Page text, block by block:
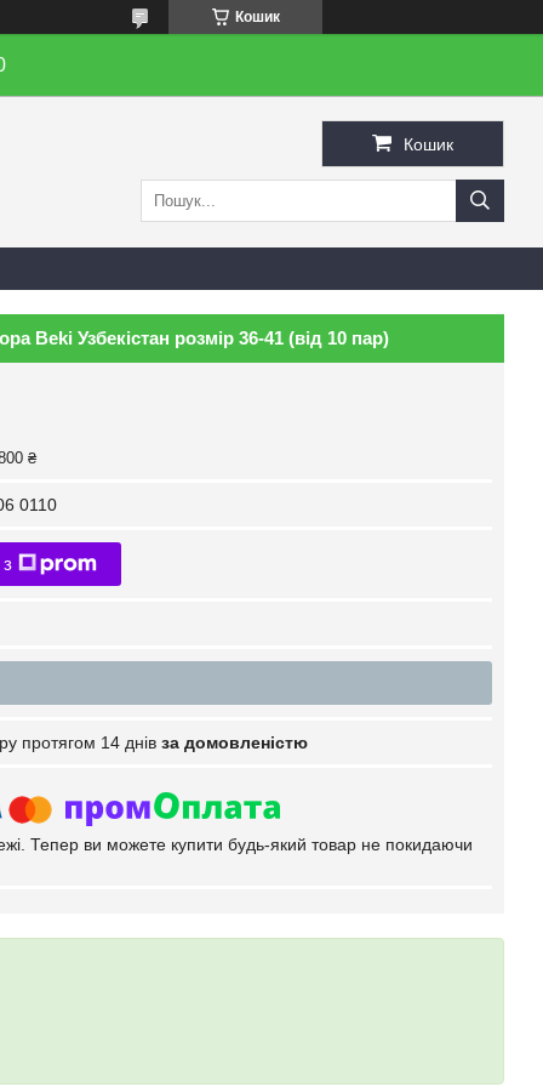
Кошик
Кошик
Beki Узбекістан розмір 36-41 (від 10 пар)
₴
0110
протягом 14 днів за домовленістю
Тепер ви можете купити будь-який товар не покидаючи